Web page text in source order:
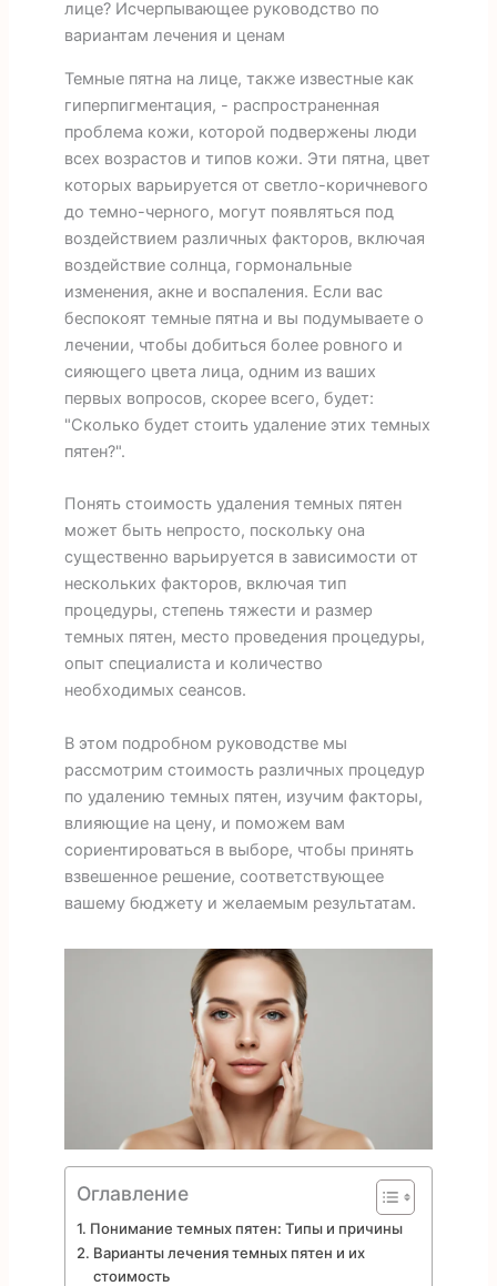
лице? Исчерпывающее руководство по
вариантам лечения и ценам
Темные пятна на лице, также известные как
гиперпигментация, - распространенная
проблема кожи, которой подвержены люди
всех возрастов и типов кожи. Эти пятна, цвет
которых варьируется от светло-коричневого
до темно-черного, могут появляться под
воздействием различных факторов, включая
воздействие солнца, гормональные
изменения, акне и воспаления. Если вас
беспокоят темные пятна и вы подумываете о
лечении, чтобы добиться более ровного и
сияющего цвета лица, одним из ваших
первых вопросов, скорее всего, будет:
"Сколько будет стоить удаление этих темных
пятен?".
Понять стоимость удаления темных пятен
может быть непросто, поскольку она
существенно варьируется в зависимости от
нескольких факторов, включая тип
процедуры, степень тяжести и размер
темных пятен, место проведения процедуры,
опыт специалиста и количество
необходимых сеансов.
В этом подробном руководстве мы
рассмотрим стоимость различных процедур
по удалению темных пятен, изучим факторы,
влияющие на цену, и поможем вам
сориентироваться в выборе, чтобы принять
взвешенное решение, соответствующее
вашему бюджету и желаемым результатам.
Оглавление
Понимание темных пятен: Типы и причины
Варианты лечения темных пятен и их
стоимость